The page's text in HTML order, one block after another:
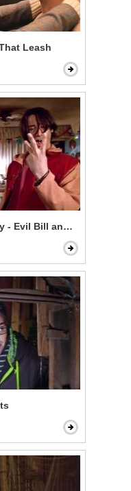
Leash
- Evil Bill and Ted